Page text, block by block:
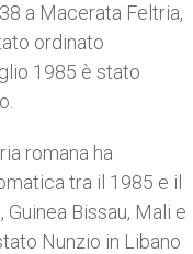
a Macerata Feltria,
ordinato
1985 è stato
romana ha
tra il 1985 e il
Bissau, Mali e
Nunzio in Libano